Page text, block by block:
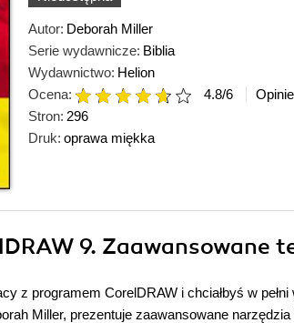
Autor: Deborah Miller
Serie wydawnicze: Biblia
Wydawnictwo: Helion
Ocena:
4.8/6
Stron: 296
Druk: oprawa miękka
9. Zaawansowane
z programem CorelDRAW i chciałbyś w
Miller, prezentuje zaawansowane